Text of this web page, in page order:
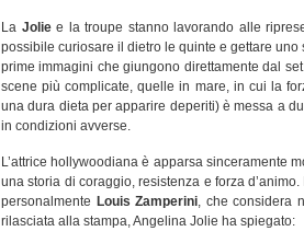
La Joliee la troupe stanno lavorando alle
possibile curiosare il dietro le quinte e gettare
prime immagini che giungono direttamente dal
scene più complicate, quelle in mare, in cui la
una dura dieta per apparire deperiti) è messa a
in condizioni avverse.
L’attrice hollywoodiana è apparsa sinceramente
una storia di coraggio, resistenza e forza d’animo.
personalmente Louis Zamperini, che considera
rilasciata alla stampa, Angelina Jolie ha spiegato: